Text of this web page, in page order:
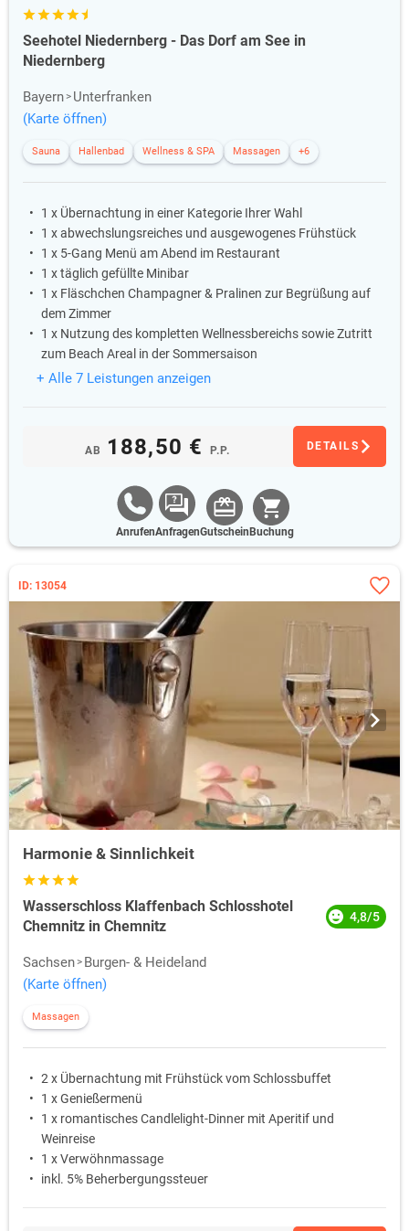
Seehotel Niedernberg - Das Dorf am See in
Niedernberg
Bayern
Unterfranken
(Karte öffnen)
Sauna Hallenbad Wellness & SPA Massagen +6
1 x Übernachtung in einer Kategorie Ihrer Wahl
1 x abwechslungsreiches und ausgewogenes Frühstück
1 x 5-Gang Menü am Abend im Restaurant
1 x täglich gefüllte Minibar
1 x Fläschchen Champagner & Pralinen zur Begrüßung auf
dem Zimmer
1 x Nutzung des kompletten Wellnessbereichs sowie Zutritt
zum Beach Areal in der Sommersaison
+ Alle 7 Leistungen anzeigen
AB 188,50 € P.P. DETAILS
AnrufenAnfragenGutschein Buchung
ID: 13054
Harmonie & Sinnlichkeit
Wasserschloss Klaffenbach Schlosshotel
Chemnitz in Chemnitz
4,8/5
Sachsen
Burgen- & Heideland
(Karte öffnen)
Massagen
2 x Übernachtung mit Frühstück vom Schlossbuffet
1 x Genießermenü
1 x romantisches Candlelight-Dinner mit Aperitif und
Weinreise
1 x Verwöhnmassage
inkl. 5% Beherbergungssteuer